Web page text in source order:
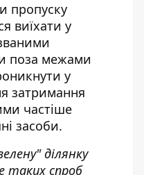
пропуску
виїхати у
поза межами
у
затримання
частіше
засоби.
ділянку
таких спроб